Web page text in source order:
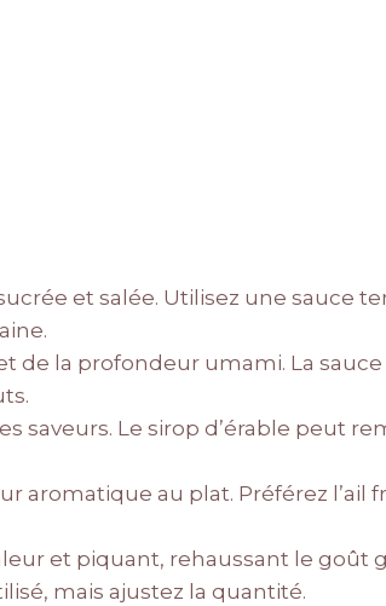
et salée. Utilisez une sauce
de la profondeur umami. La
saveurs. Le sirop d’érable peut
aromatique au plat. Préférez l’ail
et piquant, rehaussant le goût
mais ajustez la quantité.